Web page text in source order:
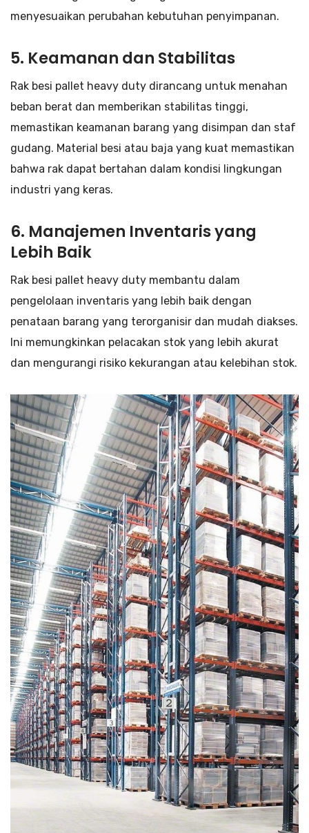
menyesuaikan perubahan kebutuhan penyimpanan.
5. Keamanan dan Stabilitas
Rak besi pallet heavy duty dirancang untuk menahan
beban berat dan memberikan stabilitas tinggi,
memastikan keamanan barang yang disimpan dan staf
gudang. Material besi atau baja yang kuat memastikan
bahwa rak dapat bertahan dalam kondisi lingkungan
industri yang keras.
6. Manajemen Inventaris yang
Lebih Baik
Rak besi pallet heavy duty membantu dalam
pengelolaan inventaris yang lebih baik dengan
penataan barang yang terorganisir dan mudah diakses.
Ini memungkinkan pelacakan stok yang lebih akurat
dan mengurangi risiko kekurangan atau kelebihan stok.